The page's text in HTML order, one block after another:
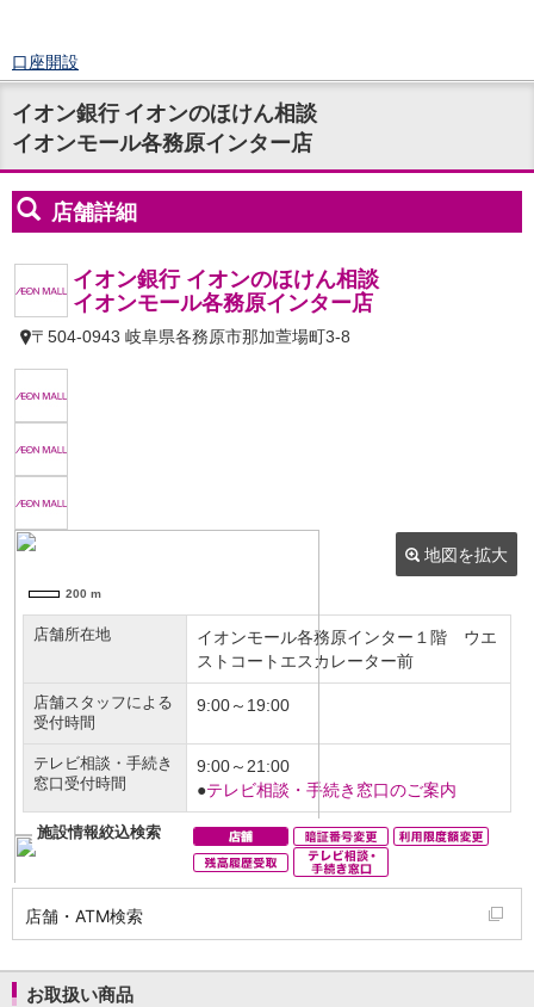
口座開設
ログイン
チャット
メニュー
商品・サービス
預金
円預金TOP
定期預金
積立式定期預金
外貨預金 TOP
NISA
金銭信託のしくみ
取扱商品一覧
iDeCo・国民年金基金
iDeCo（個人型確定拠出年金）
国民年金基金
ロボアドバイザークラウドファンディング
WealthNavi for イオン銀行（ロボアドバイザー）
funds
ローン
住宅ローン
新規お借入れの方
お借換えの方
フラット35
リ・バース60
カードローン
イオン銀行 イオンのほけん相談
イオンモール各務原インター店
店舗・ATM検索
お取扱い商品